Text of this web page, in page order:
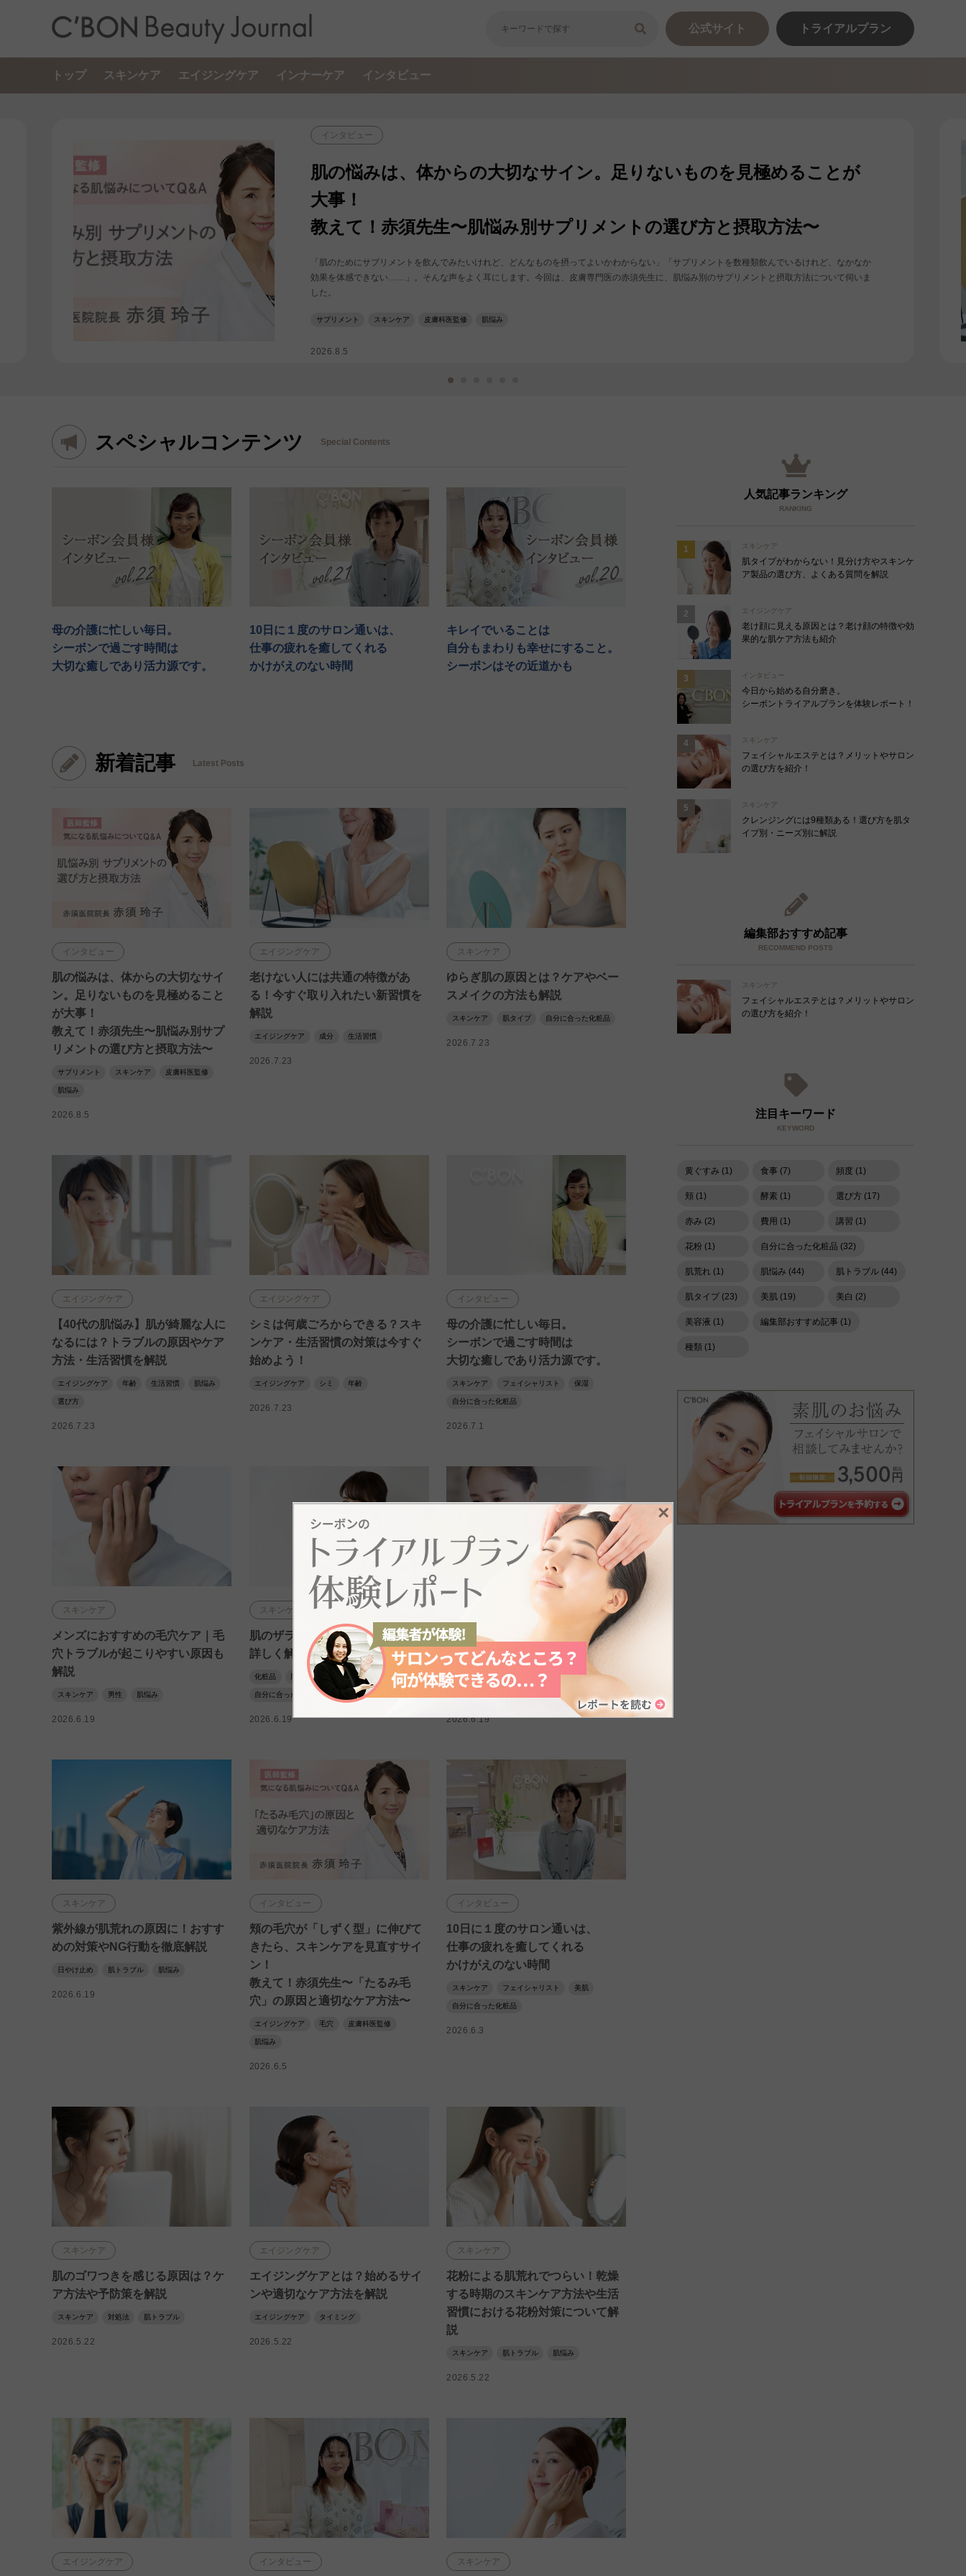
公式サイト トライアルプラン
トップ スキンケア エイジングケア インナーケア インタビュー
インタビュー
肌の悩みは、体からの大切なサイン。足りないものを見極めることが
大事！
教えて！赤須先生〜肌悩み別サプリメントの選び方と摂取方法〜
「肌のためにサプリメントを飲んでみたいけれど、どんなものを摂ってよいかわからない」「サプリメントを数種類飲んでいるけれど、なかなか
効果を体感できない……」。そんな声をよく耳にします。今回は、皮膚専門医の赤須先生に、肌悩み別のサプリメントと摂取方法について伺いま
した。
サプリメント スキンケア 皮膚科医監修 肌悩み
2026.8.5
スペシャルコンテンツ Special Contents
母の介護に忙しい毎日。
シーボンで過ごす時間は
大切な癒しであり活力源です。
10日に１度のサロン通いは、
仕事の疲れを癒してくれる
かけがえのない時間
キレイでいることは
自分もまわりも幸せにすること。
シーボンはその近道かも
新着記事 Latest Posts
インタビュー
肌の悩みは、体からの大切なサイ
ン。足りないものを見極めること
が大事！
教えて！赤須先生〜肌悩み別サプ
リメントの選び方と摂取方法〜
サプリメント スキンケア 皮膚科医監修
肌悩み
2026.8.5
エイジングケア
老けない人には共通の特徴があ
る！今すぐ取り入れたい新習慣を
解説
エイジングケア 成分 生活習慣
2026.7.23
スキンケア
ゆらぎ肌の原因とは？ケアやベー
スメイクの方法も解説
スキンケア 肌タイプ 自分に合った化粧品
2026.7.23
エイジングケア
【40代の肌悩み】肌が綺麗な人に
なるには？トラブルの原因やケア
方法・生活習慣を解説
エイジングケア 年齢 生活習慣 肌悩み
選び方
2026.7.23
エイジングケア
シミは何歳ごろからできる？スキ
ンケア・生活習慣の対策は今すぐ
始めよう！
エイジングケア シミ 年齢
2026.7.23
インタビュー
母の介護に忙しい毎日。
シーボンで過ごす時間は
大切な癒しであり活力源です。
スキンケア フェイシャリスト 保湿
自分に合った化粧品
2026.7.1
スキンケア
メンズにおすすめの毛穴ケア｜毛
穴トラブルが起こりやすい原因も
解説
スキンケア 男性 肌悩み
2026.6.19
スキンケア
肌のザラつきの原因は？対処法を
詳しく解説
化粧品 肌トラブル 肌悩み
自分に合った化粧品
2026.6.19
スキンケア
顔のテカリが気になる！原因や適
切なスキンケア・メイクのコツを
解説
2026.6.19
スキンケア
紫外線が肌荒れの原因に！おすす
めの対策やNG行動を徹底解説
日やけ止め 肌トラブル 肌悩み
2026.6.19
インタビュー
頬の毛穴が「しずく型」に伸びて
きたら、スキンケアを見直すサイ
ン！
教えて！赤須先生〜「たるみ毛
穴」の原因と適切なケア方法〜
エイジングケア 毛穴 皮膚科医監修
肌悩み
2026.6.5
インタビュー
10日に１度のサロン通いは、
仕事の疲れを癒してくれる
かけがえのない時間
スキンケア フェイシャリスト 美肌
自分に合った化粧品
2026.6.3
スキンケア
肌のゴワつきを感じる原因は？ケ
ア方法や予防策を解説
スキンケア 対処法 肌トラブル
2026.5.22
エイジングケア
エイジングケアとは？始めるサイ
ンや適切なケア方法を解説
エイジングケア タイミング
2026.5.22
スキンケア
花粉による肌荒れでつらい！乾燥
する時期のスキンケア方法や生活
習慣における花粉対策について解
説
スキンケア 肌トラブル 肌悩み
2026.5.22
エイジングケア インタビュー スキンケア
人気記事ランキング
RANKING
スキンケア
肌タイプがわからない！見分け方やスキンケ
ア製品の選び方、よくある質問を解説
エイジングケア
老け顔に見える原因とは？老け顔の特徴や効
果的な肌ケア方法も紹介
インタビュー
今日から始める自分磨き。
シーボントライアルプランを体験レポート！
スキンケア
フェイシャルエステとは？メリットやサロン
の選び方を紹介！
スキンケア
クレンジングには9種類ある！選び方を肌タ
イプ別・ニーズ別に解説
編集部おすすめ記事
RECOMMEND POSTS
スキンケア
フェイシャルエステとは？メリットやサロン
の選び方を紹介！
注目キーワード
KEYWORD
黄ぐすみ (1) 食事 (7) 頻度 (1)
頬 (1) 酵素 (1) 選び方 (17)
赤み (2) 費用 (1) 講習 (1)
花粉 (1) 自分に合った化粧品 (32)
肌荒れ (1) 肌悩み (44) 肌トラブル (44)
肌タイプ (23) 美肌 (19) 美白 (2)
美容液 (1) 編集部おすすめ記事 (1)
種類 (1)
×